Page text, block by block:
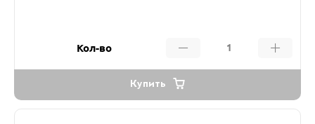
Кол-во
Купить